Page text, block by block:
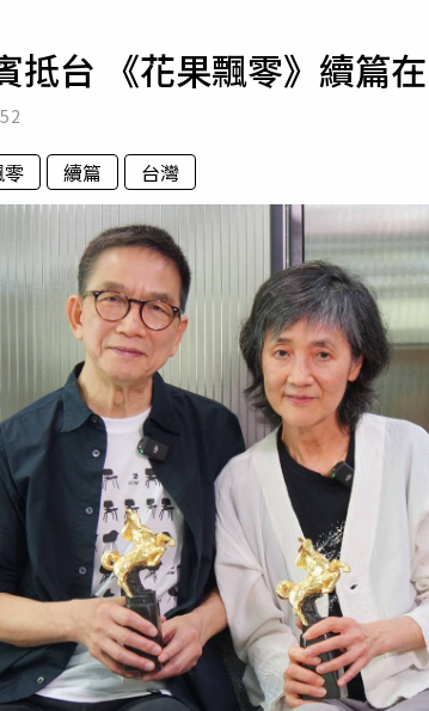
專欄
房產新勢力
運勢
抵台 《花果飄零》續篇
續篇 台灣